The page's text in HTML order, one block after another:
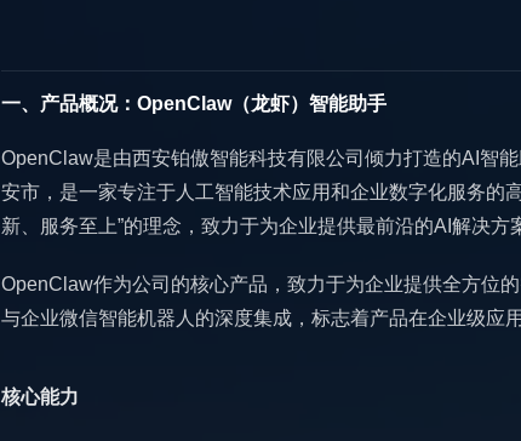
一、产品概况：OpenClaw（龙虾）智能助手
OpenClaw是由西安铂傲智能科技有限公司倾力打造的AI智
安市，是一家专注于人工智能技术应用和企业数字化服务的
新、服务至上”的理念，致力于为企业提供最前沿的AI解决方
OpenClaw作为公司的核心产品，致力于为企业提供全方位
与企业微信智能机器人的深度集成，标志着产品在企业级应
核心能力